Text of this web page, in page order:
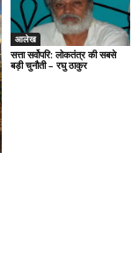
आलेख
सत्ता सर्वोपरि: लोकतंत्र की सबसे
बड़ी चुनौती – रघु ठाकुर